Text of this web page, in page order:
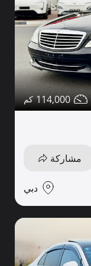
114,000
مشاركة
دبي